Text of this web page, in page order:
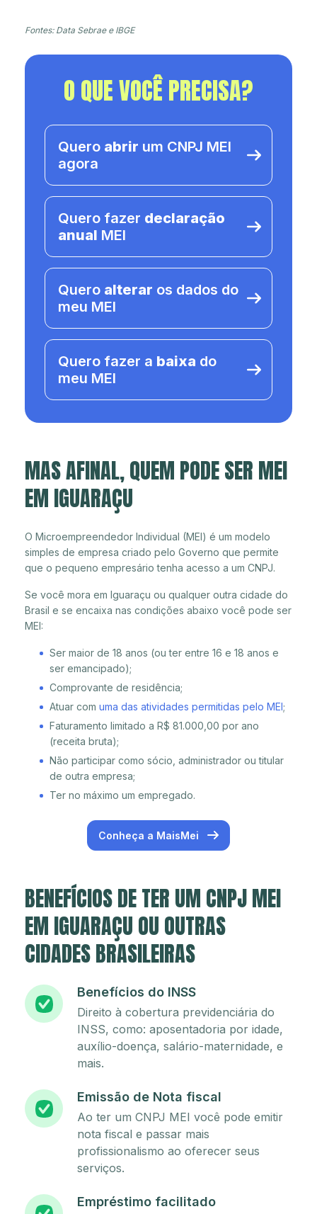
Fontes: Data Sebrae e IBGE
O QUE VOCÊ PRECISA?
Quero abrir um CNPJ MEI
agora
Quero fazer declaração
anual MEI
Quero alterar os dados do
meu MEI
Quero fazer a baixa do
meu MEI
MAS AFINAL, QUEM PODE SER MEI
EM IGUARAÇU
O Microempreendedor Individual (MEI) é um modelo
simples de empresa criado pelo Governo que permite
que o pequeno empresário tenha acesso a um CNPJ.
Se você mora em Iguaraçu ou qualquer outra cidade do
Brasil e se encaixa nas condições abaixo você pode ser
MEI:
Ser maior de 18 anos (ou ter entre 16 e 18 anos e
ser emancipado);
Comprovante de residência;
Atuar com uma das atividades permitidas pelo MEI;
Faturamento limitado a R$ 81.000,00 por ano
(receita bruta);
Não participar como sócio, administrador ou titular
de outra empresa;
Ter no máximo um empregado.
Conheça a MaisMei
BENEFÍCIOS DE TER UM CNPJ MEI
EM IGUARAÇU OU OUTRAS
CIDADES BRASILEIRAS
Benefícios do INSS
Direito à cobertura previdenciária do
INSS, como: aposentadoria por idade,
auxílio-doença, salário-maternidade, e
mais.
Emissão de Nota fiscal
Ao ter um CNPJ MEI você pode emitir
nota fiscal e passar mais
profissionalismo ao oferecer seus
serviços.
Empréstimo facilitado